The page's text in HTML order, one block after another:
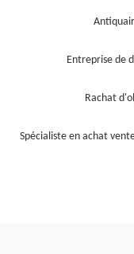
Entreprise de
Rachat
Spécialiste en achat